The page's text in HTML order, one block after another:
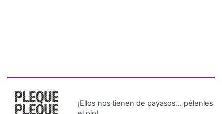
¡Ellos nos tienen de payasos… pélenles